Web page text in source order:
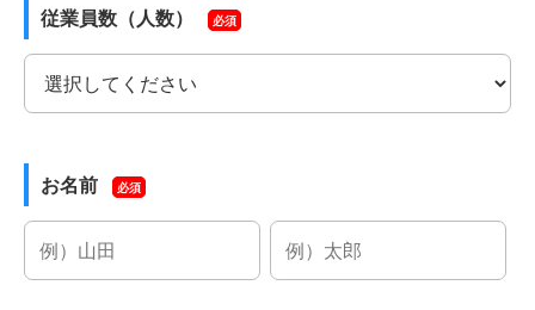
従業員数（人数） 必須
お名前 必須